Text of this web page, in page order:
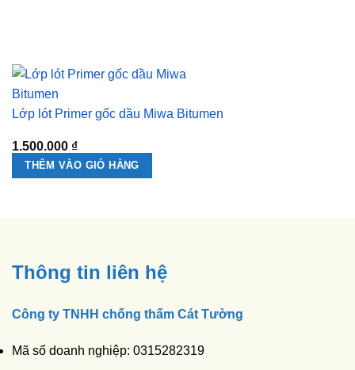
Lớp lót Primer gốc dầu Miwa Bitumen
1.500.000 ₫
THÊM VÀO GIỎ HÀNG
Thông tin liên hệ
Công ty TNHH chống thấm Cát Tường
Mã số doanh nghiệp: 0315282319